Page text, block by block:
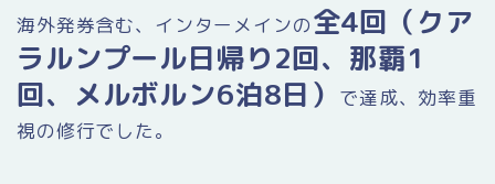
海外発券含む、インターメインの全4回（クア
ラルンプール日帰り2回、那覇1
回、メルボルン6泊8日）
で達成、効率重
視の修行でした。